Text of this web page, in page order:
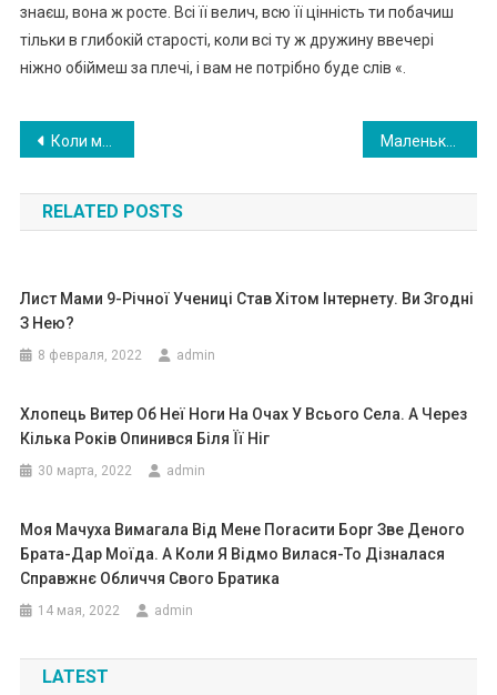
знаєш, вона ж росте. Всі її велич, всю її цінність ти побачиш
тільки в глибокій старості, коли всі ту ж дружину ввечері
ніжно обіймеш за плечі, і вам не потрібно буде слів «.
Навигация
по
записям
Коли майбутній тато йшов від вагі тної дівчини, то навіть не здогадувався, як йому відплатить життя…
RELATED POSTS
Лист Мами 9-Річної Учениці Став Хітом Інтернету. Ви Згодні
З Нею?
8 февраля, 2022 admin
Хлопець Витер Об Неї Ноги На Очах У Всього Села. А Через
Кілька Років Опинився Біля Її Ніг
30 марта, 2022 admin
Моя Мачуха Вимагала Від Мене Поrасити Борr Зве Деного
Брата-Дар Моїда. А Коли Я Відмо Вилася-То Дізналася
Справжнє Обличчя Свого Братика
14 мая, 2022 admin
LATEST